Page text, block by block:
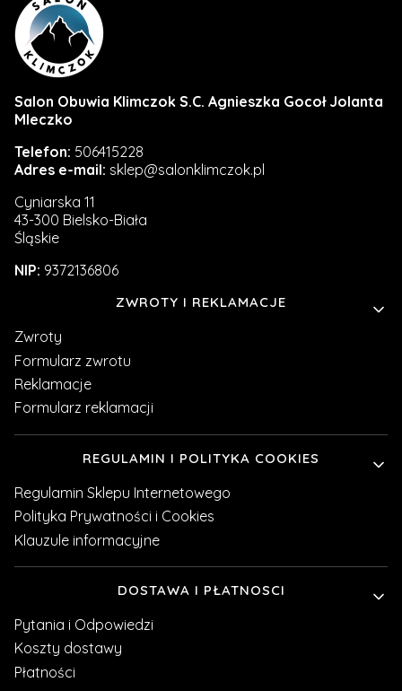
Salon Obuwia Klimczok S.C. Agnieszka Gocoł Jolanta
Mleczko
Telefon: 506415228
Adres e-mail: sklep@salonklimczok.pl
Cyniarska 11
43-300 Bielsko-Biała
Śląskie
NIP: 9372136806
Linki w stopceZWROTY I REKLAMACJE
Zwroty
Formularz zwrotu
Reklamacje
Formularz reklamacji
REGULAMIN I POLITYKA COOKIES
Regulamin Sklepu Internetowego
Polityka Prywatności i Cookies
Klauzule informacyjne
DOSTAWA I PŁATNOSCI
Pytania i Odpowiedzi
Koszty dostawy
Płatności